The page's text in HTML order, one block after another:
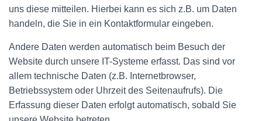
uns diese mitteilen. Hierbei kann es sich z.B. um Daten
handeln, die Sie in ein Kontaktformular eingeben.
Andere Daten werden automatisch beim Besuch der
Website durch unsere IT-Systeme erfasst. Das sind vor
allem technische Daten (z.B. Internetbrowser,
Betriebssystem oder Uhrzeit des Seitenaufrufs). Die
Erfassung dieser Daten erfolgt automatisch, sobald Sie